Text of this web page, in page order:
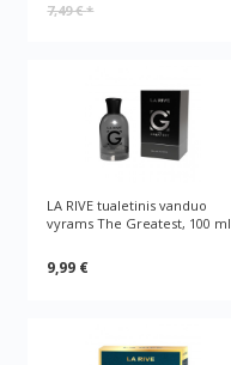
7,49 €*
LA RIVE tualetinis vanduo
vyrams The Greatest, 100 ml
9,99 €